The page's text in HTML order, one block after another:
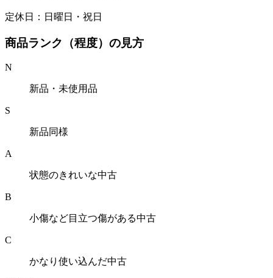
定休日：日曜日・祝日
商品ランク（程度）の見方
N
新品・未使用品
S
新品同様
A
状態のきれいな中古
B
小傷など目立つ傷がある中古
C
かなり使い込んだ中古